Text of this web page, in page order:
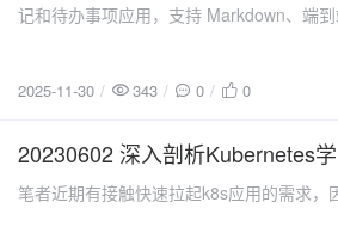
记和待办事项应用，支持 Markdown、端
2025-11-30 343 0 0
2023-06-02
20230602 深入剖析Kubernetes
笔者近期有接触快速拉起k8s应用的需求，